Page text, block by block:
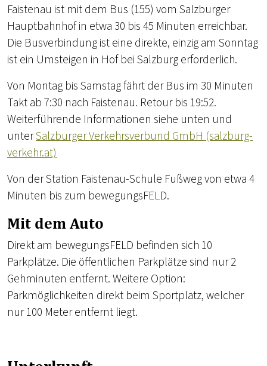
Faistenau ist mit dem Bus (155) vom Salzburger
Hauptbahnhof in etwa 30 bis 45 Minuten erreichbar.
Die Busverbindung ist eine direkte, einzig am Sonntag
ist ein Umsteigen in Hof bei Salzburg erforderlich.
Von Montag bis Samstag fährt der Bus im 30 Minuten
Takt ab 7:30 nach Faistenau. Retour bis 19:52.
Weiterführende Informationen siehe unten und
unterSalzburger Verkehrsverbund GmbH (salzburg-
verkehr.at)
Von der Station Faistenau-Schule Fußweg von etwa 4
Minuten bis zum bewegungsFELD.
Mit dem Auto
Direkt am bewegungsFELD befinden sich 10
Parkplätze. Die öffentlichen Parkplätze sind nur 2
Gehminuten entfernt. Weitere Option:
Parkmöglichkeiten direkt beim Sportplatz, welcher
nur 100 Meter entfernt liegt.